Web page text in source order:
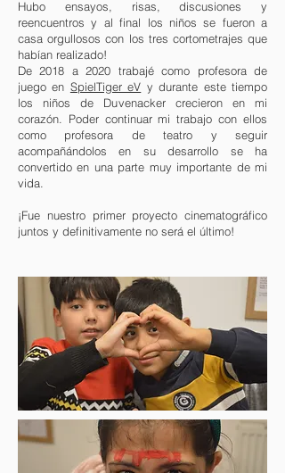
Hubo ensayos, risas, discusiones y
reencuentros y al final los niños se fueron a
casa orgullosos con los tres cortometrajes que
habían realizado!
De 2018 a 2020 trabajé como profesora de
juego en SpielTiger eV y durante este tiempo
los niños de Duvenacker crecieron en mi
corazón. Poder continuar mi trabajo con ellos
como profesora de teatro y seguir
acompañándolos en su desarrollo se ha
convertido en una parte muy importante de mi
vida.
¡Fue nuestro primer proyecto cinematográfico
juntos y definitivamente no será el último!